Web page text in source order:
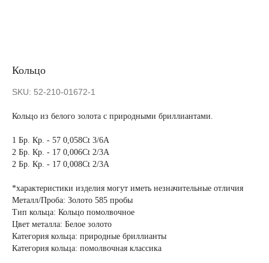
Кольцо
SKU: 52-210-01672-1
Кольцо из белого золота с природными бриллиантами.
1 Бр. Кр. - 57 0,058Ct 3/6А
2 Бр. Кр. - 17 0,006Ct 2/3А
2 Бр. Кр. - 17 0,008Ct 2/3А
*характеристики изделия могут иметь незначительные отличия
Металл/Проба: Золото 585 пробы
Тип кольца: Кольцо помолвочное
Цвет металла: Белое золото
Категория кольца: природные бриллианты
Категория кольца: помолвочная классика